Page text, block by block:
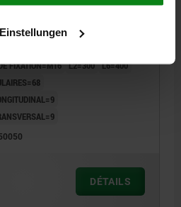
TRAME MODULAIRE, ROND,
FIXATION=M16 L2=300 L6=400
DÉTAILS